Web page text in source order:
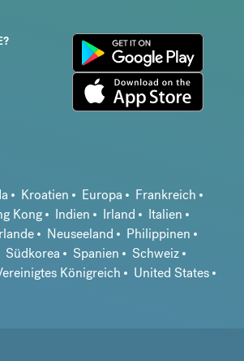
Kroatien Europa
Frankreich
Kong Indien Irland
Italien
Neuseeland
Philippinen
Südkorea Spanien
Schweiz
Königreich
United States